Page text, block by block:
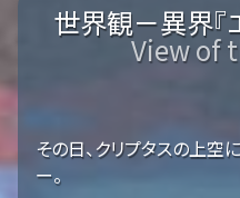
世界観－異界『
View of
その日、クリプタスの上
ー。